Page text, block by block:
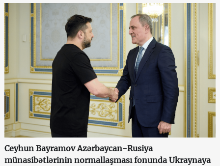
Ceyhun Bayramov Azərbaycan-Rusiya
münasibətlərinin normallaşması fonunda Ukraynaya